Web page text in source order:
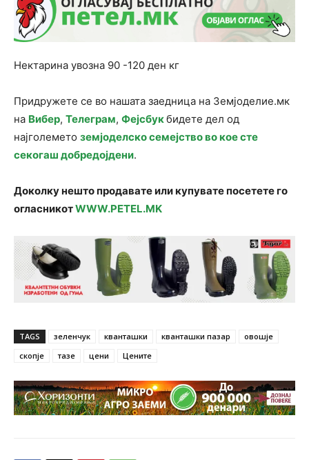
Нектарина увозна 90 -120 ден кг
Придружете се во нашата заедница на Земјоделие.мк
на Вибер, Телеграм, Фејсбукбидете дел од
најголемето земјоделско семејство во кое сте
секогаш добредојдени.
Доколку нешто продавате или купувате посетете го
огласникотWWW.PETEL.MK
TAGS зеленчук кванташки кванташки пазар
овошје
скопје
тазе цени Цените